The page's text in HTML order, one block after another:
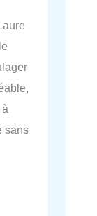
sans